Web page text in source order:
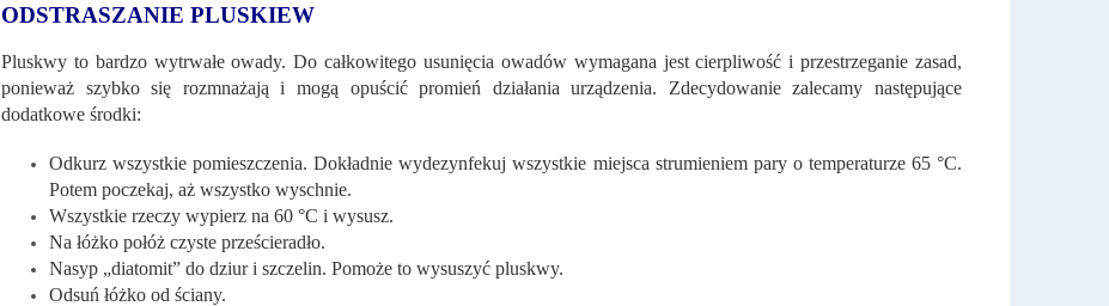
ODSTRASZANIE PLUSKIEW
Pluskwy to bardzo wytrwałe owady. Do całkowitego usunięcia owadów wymagana jest cierpliwość i przestrzeganie zasad,
ponieważ szybko się rozmnażają i mogą opuścić promień działania urządzenia. Zdecydowanie zalecamy następujące
dodatkowe środki:
Odkurz wszystkie pomieszczenia. Dokładnie wydezynfekuj wszystkie miejsca strumieniem pary o temperaturze 65 °C.
Potem poczekaj, aż wszystko wyschnie.
Wszystkie rzeczy wypierz na 60 °C i wysusz.
Na łóżko połóż czyste prześcieradło.
Nasyp „diatomit” do dziur i szczelin. Pomoże to wysuszyć pluskwy.
Odsuń łóżko od ściany.